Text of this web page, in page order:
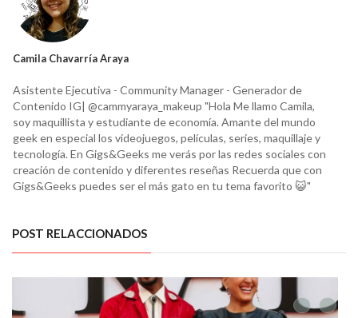
Camila Chavarría Araya
Asistente Ejecutiva - Community Manager - Generador de
Contenido IG| @cammyaraya_makeup "Hola Me llamo Camila,
soy maquillista y estudiante de economía. Amante del mundo
geek en especial los videojuegos, películas, series, maquillaje y
tecnología. En Gigs&Geeks me verás por las redes sociales con
creación de contenido y diferentes reseñas Recuerda que con
Gigs&Geeks puedes ser el más gato en tu tema favorito 😺"
POST RELACCIONADOS